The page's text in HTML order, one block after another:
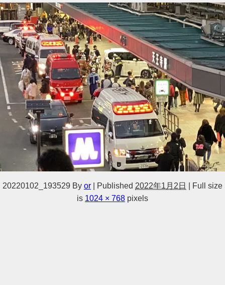
20220102_193529 By or Published 2022年1月2日
Full size
is 1024 × 768 pixels